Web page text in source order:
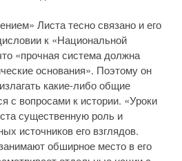
Листа тесно связано и его
к «Национальной
«прочная система должна
основания». Поэтому он
какие-либо общие
с вопросами к истории. «Уроки
существенную роль и
источников его взглядов.
обширное место в его